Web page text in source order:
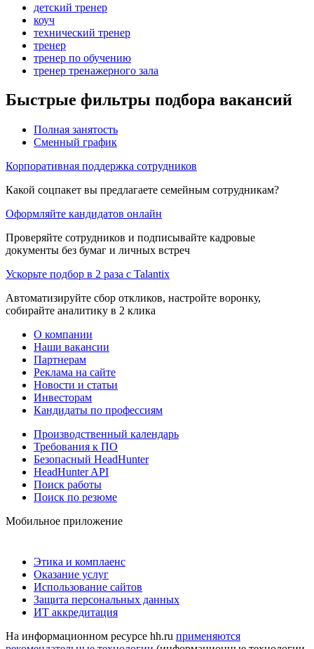
детский тренер
коуч
технический тренер
тренер
тренер по обучению
тренер тренажерного зала
Быстрые фильтры подбора вакансий
Полная занятость
Сменный график
Корпоративная поддержка сотрудников
Какой соцпакет вы предлагаете семейным сотрудникам?
Оформляйте кандидатов онлайн
Проверяйте сотрудников и подписывайте кадровые
документы без бумаг и личных встреч
Ускорьте подбор в 2 раза с Talantix
Автоматизируйте сбор откликов, настройте воронку,
собирайте аналитику в 2 клика
О компании
Наши вакансии
Партнерам
Реклама на сайте
Новости и статьи
Инвесторам
Кандидаты по профессиям
Производственный календарь
Требования к ПО
Безопасный HeadHunter
HeadHunter API
Поиск работы
Поиск по резюме
Мобильное приложение
Этика и комплаенс
Оказание услуг
Использование сайтов
Защита персональных данных
ИТ аккредитация
На информационном ресурсе hh.ru применяются